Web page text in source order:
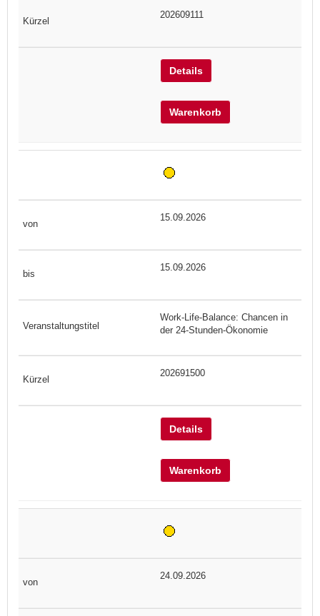
202609111
Details
Warenkorb
15.09.2026
15.09.2026
Work-Life-Balance: Chancen in
der 24-Stunden-Ökonomie
202691500
Details
Warenkorb
24.09.2026